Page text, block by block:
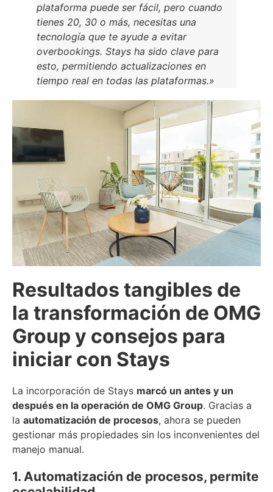
plataforma puede ser fácil, pero cuando
tienes 20, 30 o más, necesitas una
tecnología que te ayude a evitar
overbookings. Stays ha sido clave para
esto, permitiendo actualizaciones en
tiempo real en todas las plataformas.»
Resultados tangibles de
la transformación de OMG
Group y consejos para
iniciar con Stays
La incorporación de Stays marcó un antes y un
después en la operación de OMG Group. Gracias a
la automatización de procesos, ahora se pueden
gestionar más propiedades sin los inconvenientes del
manejo manual.
1. Automatización de procesos, permite